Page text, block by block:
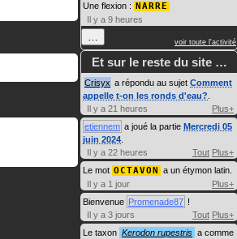
Une flexion : NARRE
Il y a 9 heures
… voir toute l'activité
Et sur le reste du site …
Crisyx a répondu au sujet Comment
appelle t-on les ronds d'eau?
Il y a 21 heures
Plus+
etiennem a joué la partie Mercredi 05
juin 2024
Il y a 22 heures
Tout Plus+
Le mot OCTAVON a un étymon latin.
Il y a 1 jour
Plus+
Bienvenue Promenade87 !
Il y a 3 jours
Tout Plus+
Le taxon Kerodon rupestris a comme